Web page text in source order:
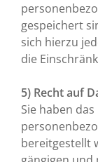
gespeichert
sich hierzu
die
5) Recht auf
Sie haben
bereitgestellt